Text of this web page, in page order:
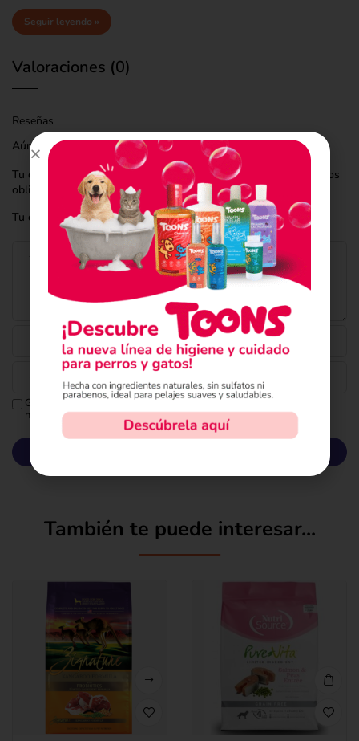
Seguir leyendo »
Valoraciones (0)
Reseñas
Aún no hay reseñas. Sé el primero en dar tu opinión.
Tu dirección de correo electrónico no será publicada.
Los campos
obligatorios están marcados con*
Tu clasificación
Guarda mi nombre, correo electrónico y web en este
navegador para la próxima vez que comente.
También te puede interesar...